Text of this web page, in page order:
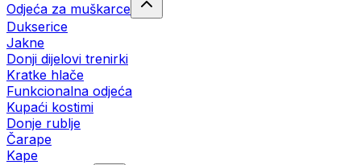
Odjeća za muškarce
Dukserice
Jakne
Donji dijelovi trenirki
Kratke hlače
Funkcionalna odjeća
Kupaći kostimi
Donje rublje
Čarape
Kape